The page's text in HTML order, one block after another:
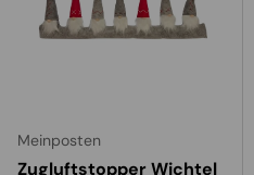
Meinposten
Zugluftstopper Wichtel